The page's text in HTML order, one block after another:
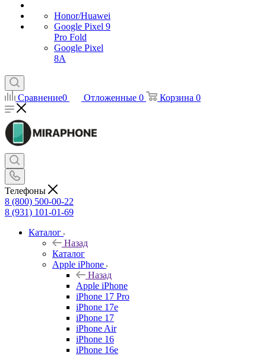
Honor/Huawei
Google Pixel 9
Pro Fold
Google Pixel
8A
Сравнение0 Отложенные 0 Корзина 0
Телефоны
8 (800) 500-00-22
8 (931) 101-01-69
Каталог
Назад
Каталог
Apple iPhone
Назад
Apple iPhone
iPhone 17 Pro
iPhone 17e
iPhone 17
iPhone Air
iPhone 16
iPhone 16e